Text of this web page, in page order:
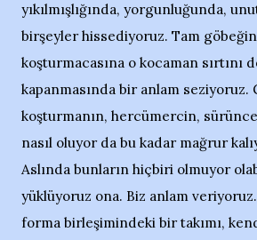
yıkılmışlığında, yorgunluğunda,
birşeyler hissediyoruz. Tam
koşturmacasına o kocaman sırtını
kapanmasında bir anlam seziyoruz.
koşturmanın, hercümercin,
nasıl oluyor da bu kadar mağrur
Aslında bunların hiçbiri olmuyor
yüklüyoruz ona. Biz anlam
forma birleşimindeki bir takımı,